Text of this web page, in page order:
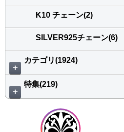
K10 チェーン(2)
SILVER925チェーン(6)
＋
カテゴリ(1924)
＋
特集(219)